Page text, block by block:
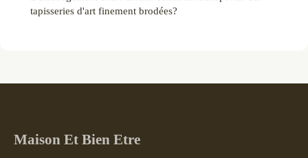
tapisseries d'art finement brodées?
Maison Et Bien Etre